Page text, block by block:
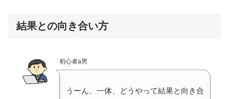
結果との向き合い方
初心者a男
うーん、一体、どうやって結果と向き合